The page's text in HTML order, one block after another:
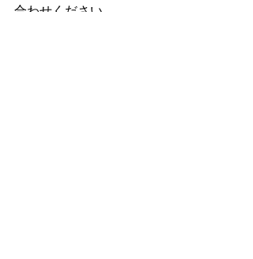
合わせください。